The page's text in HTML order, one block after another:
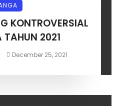
KONTROVERSIAL
TAHUN 2021
December 25, 2021